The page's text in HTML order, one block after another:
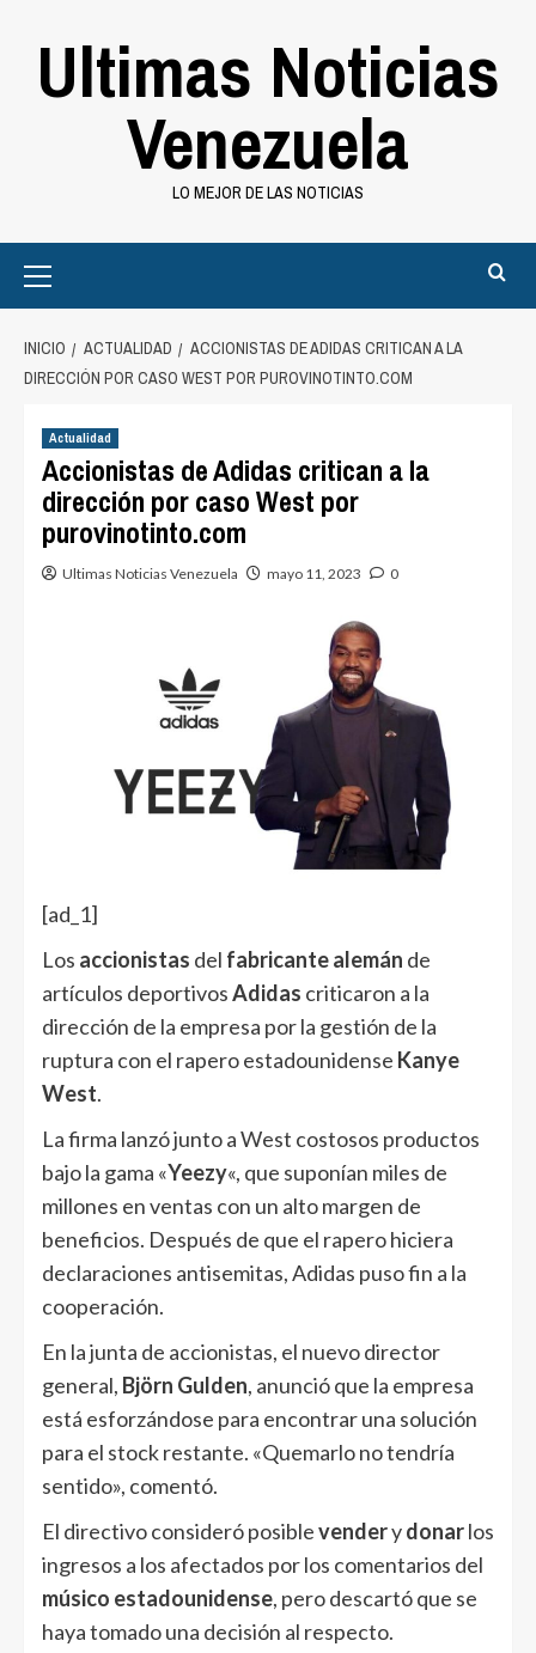
Ultimas Noticias
Venezuela
LO MEJOR DE LAS NOTICIAS
Menu
INICIO ACTUALIDAD
ACCIONISTAS DE ADIDAS CRITICAN A LA
DIRECCIÓN POR CASO WEST POR PUROVINOTINTO.COM
Actualidad
Accionistas de Adidas critican a la
dirección por caso West por
purovinotinto.com
Ultimas Noticias Venezuela mayo 11, 2023 0
[ad_1]
Los accionistas del fabricante alemán de
artículos deportivosAdidas criticaron a la
dirección de la empresa por la gestión de la
ruptura con el rapero estadounidense Kanye
West.
La firma lanzó junto a West costosos productos
bajo la gama «Yeezy«, que suponían miles de
millones en ventas con un alto margen de
beneficios. Después de que el rapero hiciera
declaraciones antisemitas, Adidas puso fin a la
cooperación.
En la junta de accionistas, el nuevo director
general, Björn Gulden, anunció que la empresa
está esforzándose para encontrar una solución
para el stock restante. «Quemarlo no tendría
sentido», comentó.
El directivo consideró posiblevenderydonarlos
ingresos a los afectados por los comentarios del
músico estadounidense, pero descartó que se
haya tomado una decisión al respecto.